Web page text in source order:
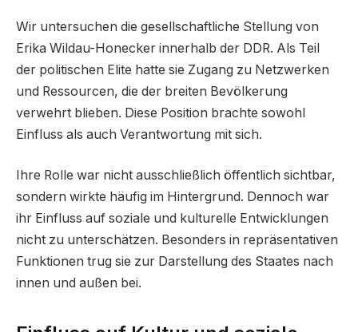
Wir untersuchen die gesellschaftliche Stellung von
Erika Wildau-Honecker innerhalb der DDR. Als Teil
der politischen Elite hatte sie Zugang zu Netzwerken
und Ressourcen, die der breiten Bevölkerung
verwehrt blieben. Diese Position brachte sowohl
Einfluss als auch Verantwortung mit sich.
Ihre Rolle war nicht ausschließlich öffentlich sichtbar,
sondern wirkte häufig im Hintergrund. Dennoch war
ihr Einfluss auf soziale und kulturelle Entwicklungen
nicht zu unterschätzen. Besonders in repräsentativen
Funktionen trug sie zur Darstellung des Staates nach
innen und außen bei.